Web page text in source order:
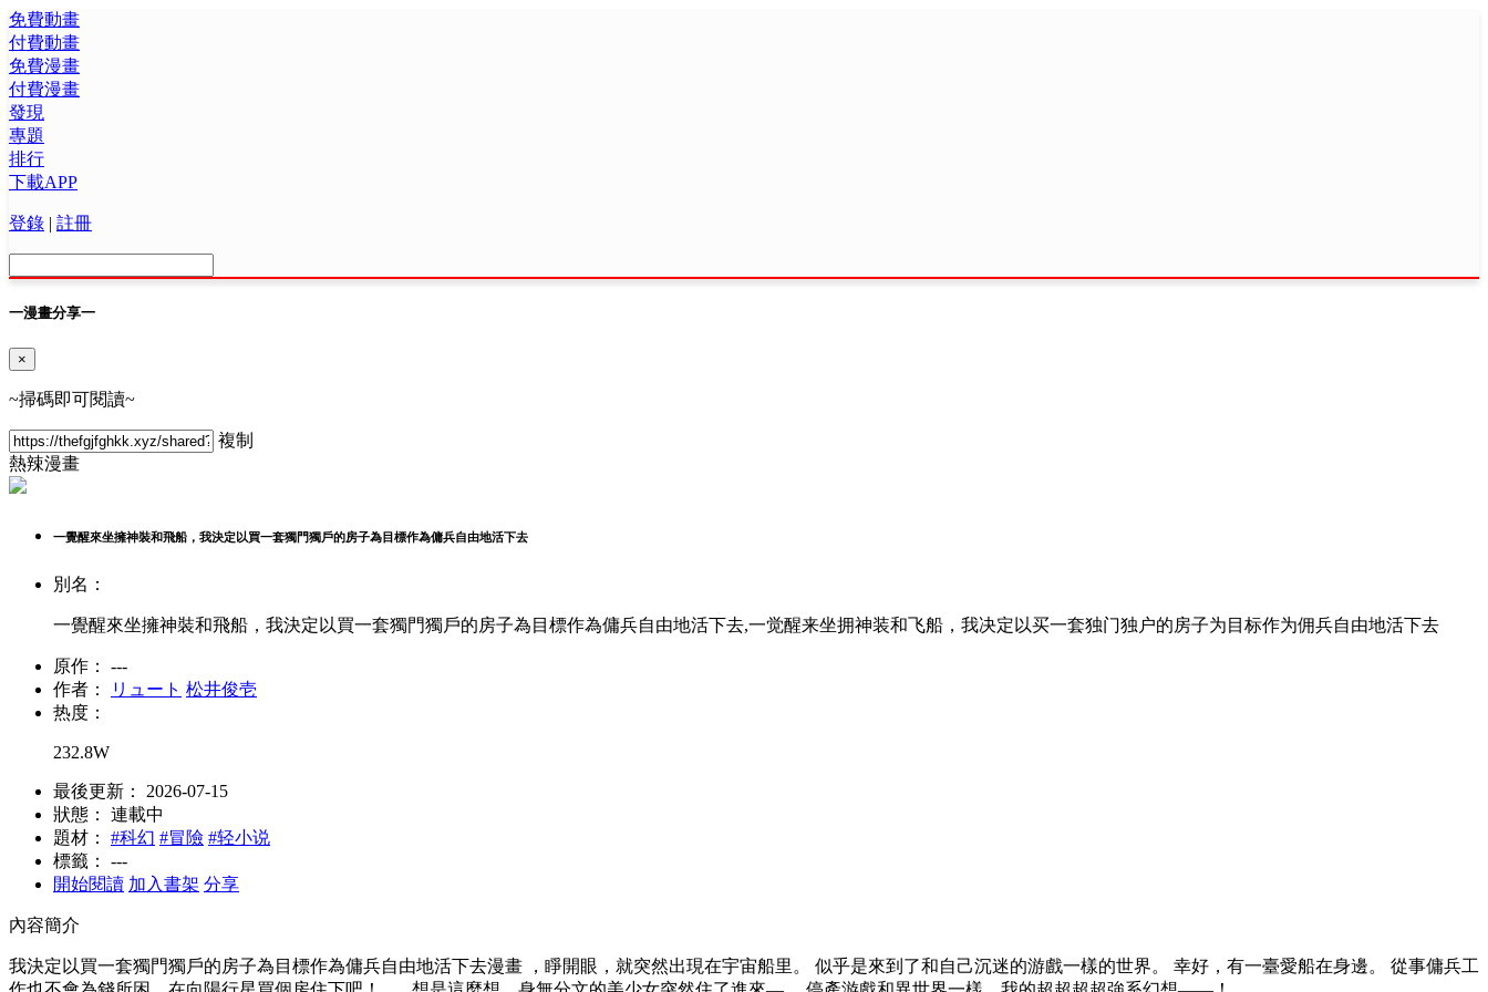
免費動畫
付費動畫
免費漫畫
付費漫畫
發現
專題
排行
下載APP
登錄 | 註冊
一漫畫分享一
×
~掃碼即可閱讀~
複制
熱辣漫畫
一覺醒來坐擁神裝和飛船，我決定以買一套獨門獨戶的房子為目標作為傭兵自由地活下去
別名：
一覺醒來坐擁神裝和飛船，我決定以買一套獨門獨戶的房子為目標作為傭兵自由地活下去,一觉醒来坐拥神装和飞船，我决定以买一套独门独户的房子为目标作为佣兵自由地活下去
原作：
---
作者：
リュート 松井俊壱
热度：
232.8W
最後更新：
2026-07-15
狀態：
連載中
題材：
#科幻 #冒險 #轻小说
標籤：
---
開始閱讀 加入書架 分享
內容簡介
我決定以買一套獨門獨戶的房子為目標作為傭兵自由地活下去漫畫 ，睜開眼，就突然出現在宇宙船里。 似乎是來到了和自己沉迷的游戲一樣的世界。 幸好，有一臺愛船在身邊。 從事傭兵工